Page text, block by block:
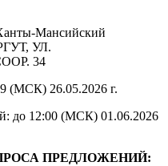
Мансийский
УЛ.
34
(МСК) 26.05.2026 г.
до 12:00 (МСК) 01.06.2026
ПРЕДЛОЖЕНИЙ: